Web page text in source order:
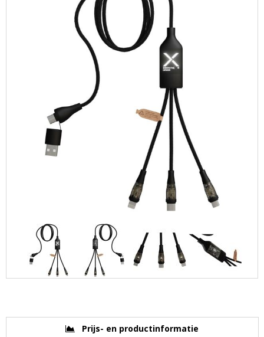
Prijs- en productinformatie